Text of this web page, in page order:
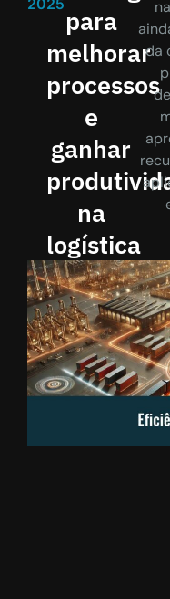
para
melhorar
processos
e
ganhar
na
logística
da